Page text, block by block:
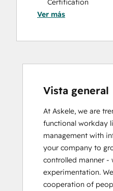
Certification
HubSpot Sales
HubSpot Solutions
Inbound Sales
Ver más
Vista general
At Askele, we are
functional workday
management with
your company to
controlled manner -
experimentation.
cooperation of